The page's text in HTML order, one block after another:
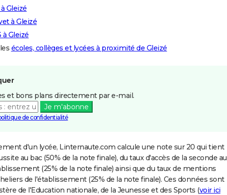
Gleizé
à Gleizé
à Gleizé
écoles, collèges et lycées à proximité de Gleizé
et bons plans directement par e-mail.
Je m'abonne
de confidentialité
d'un lycée, Linternaute.com calcule une note sur 20 qui tient
au bac (50% de la note finale), du taux d'accès de la seconde au
(25% de la note finale) ainsi que du taux de mentions
de l'établissement (25% de la note finale). Ces données sont
de l'Education nationale, de la Jeunesse et des Sports (voir ici